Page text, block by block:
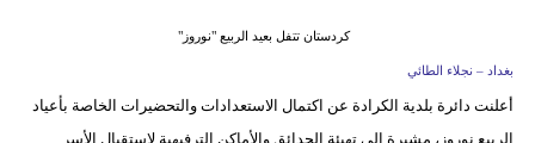
كردستان تتفل بعيد الربيع "نوروز"
بغداد – نجلاء الطائي
أعلنت دائرة بلدية الكرادة عن اكتمال الاستعدادات والتحضيرات الخاصة بأعياد
الربيع نوروز، مشيرة إلى تهيئة الحدائق والأماكن الترفيهية لاستقبال الأسر